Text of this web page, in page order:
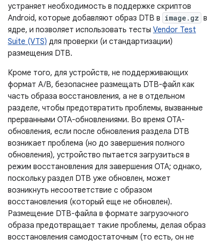
устраняет необходимость в поддержке скриптов
Android, которые добавляют образ DTB в image.gz в
ядре, и позволяет использовать тесты Vendor Test
Suite (VTS) для проверки (и стандартизации)
размещения DTB.
Кроме того, для устройств, не поддерживающих
формат A/B, безопаснее размещать DTB-файл как
часть образа восстановления, а не в отдельном
разделе, чтобы предотвратить проблемы, вызванные
прерванными OTA-обновлениями. Во время OTA-
обновления, если после обновления раздела DTB
возникает проблема (но до завершения полного
обновления), устройство пытается загрузиться в
режим восстановления для завершения OTA; однако,
поскольку раздел DTB уже обновлен, может
возникнуть несоответствие с образом
восстановления (который еще не обновлен).
Размещение DTB-файла в формате загрузочного
образа предотвращает такие проблемы, делая образ
восстановления самодостаточным (то есть, он не